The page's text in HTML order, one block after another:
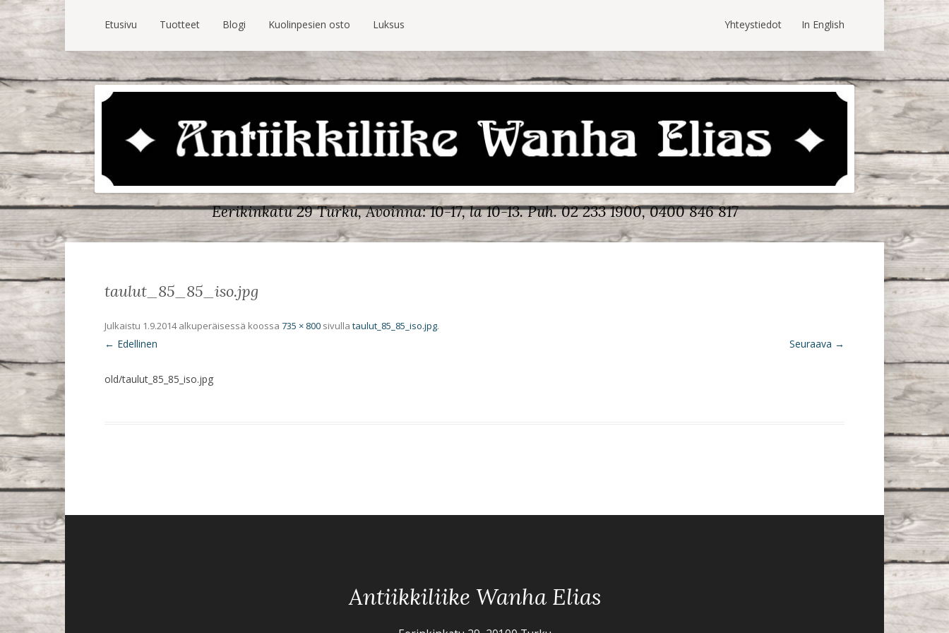
Etusivu Tuotteet Blogi Kuolinpesien osto Luksus In English
Yhteystiedot
Eerikinkatu 29 Turku, Avoinna: 10-17, la 10-13.Puh. 02 233 1900, 0400 846 817
taulut_85_85_iso.jpg
Julkaistu 1.9.2014alkuperäisessä koossa 735 × 800 sivulla taulut_85_85_iso.jpg.
← Edellinen Seuraava →
old/taulut_85_85_iso.jpg
Antiikkiliike Wanha Elias